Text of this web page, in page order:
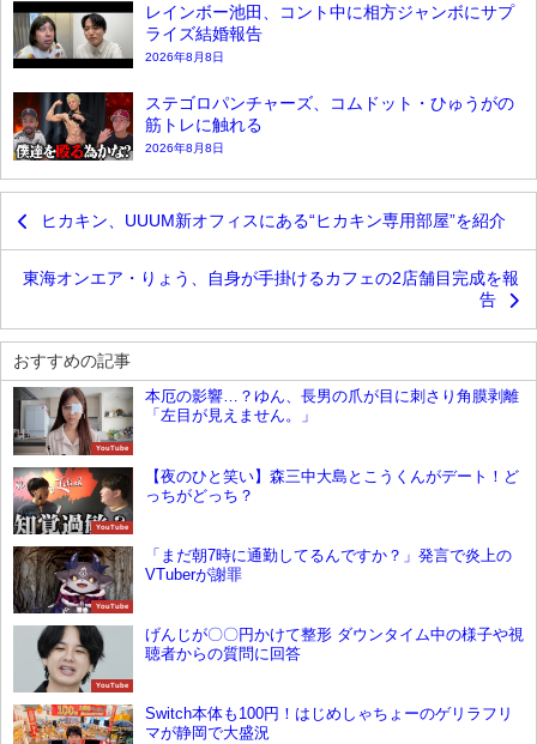
レインボー池田、コント中に相方ジャンボにサプ
ライズ結婚報告
2026年8月8日
ステゴロパンチャーズ、コムドット・ひゅうがの
筋トレに触れる
2026年8月8日
ヒカキン、UUUM新オフィスにある“ヒカキン専用部屋”を紹介
東海オンエア・りょう、自身が手掛けるカフェの2店舗目完成を報
告
おすすめの記事
YouTube
本厄の影響…？ゆん、長男の爪が目に刺さり角膜剥離
「左目が見えません。」
YouTube
【夜のひと笑い】森三中大島とこうくんがデート！ど
っちがどっち？
YouTube
「まだ朝7時に通勤してるんですか？」発言で炎上の
VTuberが謝罪
YouTube
げんじが〇〇円かけて整形 ダウンタイム中の様子や視
聴者からの質問に回答
Switch本体も100円！はじめしゃちょーのゲリラフリ
マが静岡で大盛況